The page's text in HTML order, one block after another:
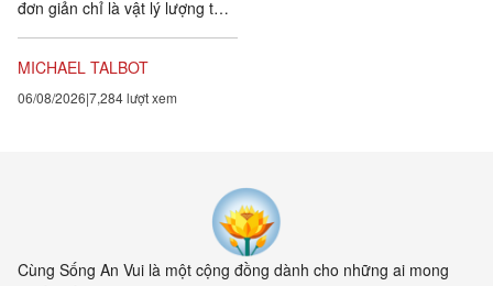
đơn giản chỉ là vật lý lượng tử,
chúng ta tưởng. Một câu
chuyện khoa học đang xuất
kết nối. Khía cạnh quan trọng
nhất của sự sống không còn là
vật nữa, mà là mối liên hệ giữa
các vật.
MICHAEL TALBOT
06/08/2026 7,284 lượt xem
Cùng Sống An Vui là một cộng đồng dành cho những ai mong